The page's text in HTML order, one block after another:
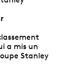
a mis un
Stanley